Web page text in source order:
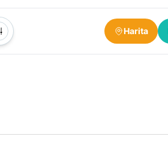
Harita